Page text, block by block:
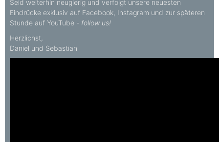
Seid weiterhin neugierig und verfolgt unsere neuesten
Eindrücke exklusiv auf Facebook, Instagram und zur späteren
Stunde auf YouTube - follow us!
Herzlichst,
Daniel und Sebastian